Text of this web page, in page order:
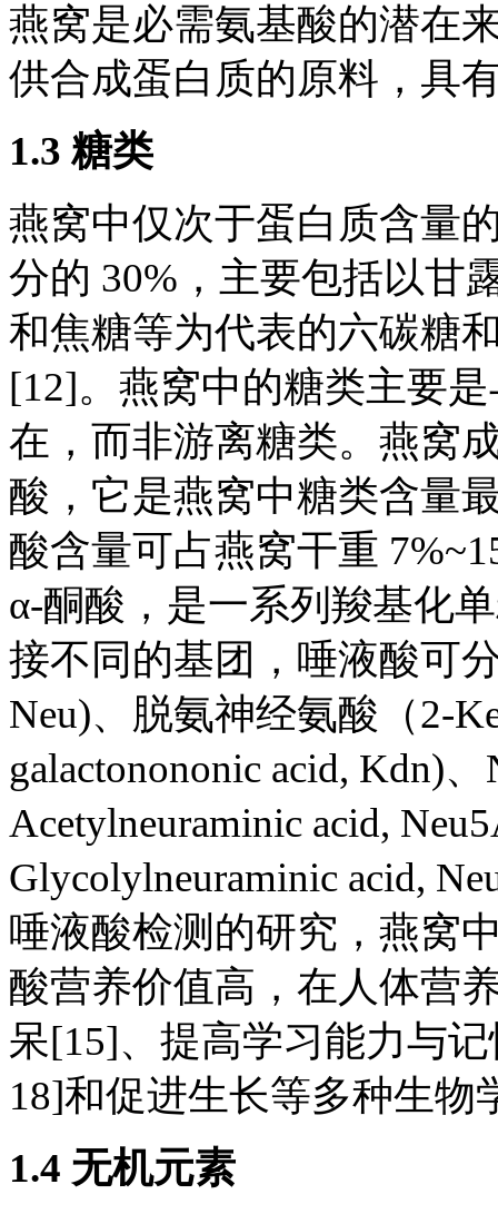
燕窝是必需氨基酸的潜在
供合成蛋白质的原料，具
1.3 糖类
燕窝中仅次于蛋白质含量
分的 30%，主要包括以甘
和焦糖等为代表的六碳糖
[12]。燕窝中的糖类主要
在，而非游离糖类。燕窝
酸，它是燕窝中糖类含量
酸含量可占燕窝干重
α-酮酸，是一系列羧基化
接不同的基团，唾液酸可
Neu)、脱氨神经氨酸（2-
galactonononic acid, Kdn)
Acetylneuraminic acid,
Glycolylneuraminic acid,
唾液酸检测的研究，燕窝
酸营养价值高，在人体营
呆[15]、提高学习能力与
18]和促进生长等多种生物
1.4 无机元素